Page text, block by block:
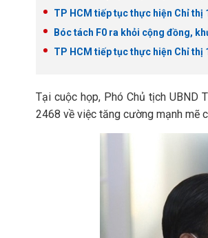
TP HCM tiếp tục thực hiện Chỉ thị
Bóc tách F0 ra khỏi cộng đồng,
TP HCM tiếp tục thực hiện Chỉ
Tại cuộc họp, Phó Chủ tịch UBND
2468 về việc tăng cường mạnh mẽ